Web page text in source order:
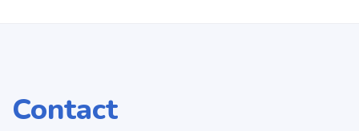
Contact